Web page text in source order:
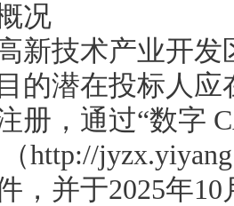
况
新技术产业开
的潜在投标人
册，通过“数字
http://
，并于2025年